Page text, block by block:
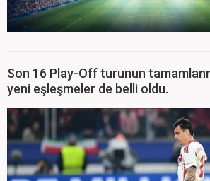
Son 16 Play-Off turunun
yeni eşleşmeler de belli oldu.